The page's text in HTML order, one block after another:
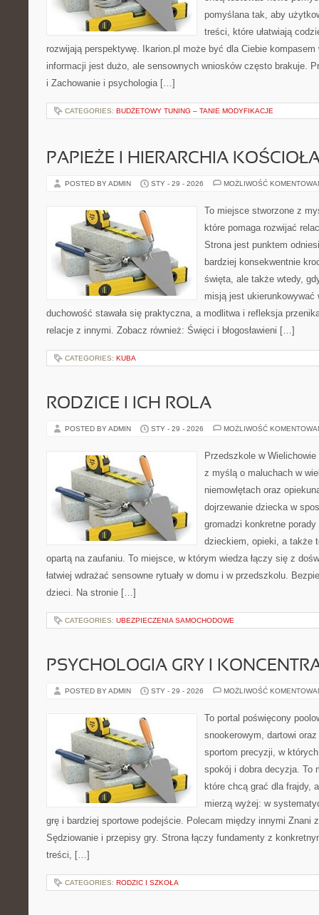
pomyślana tak, aby
treści, które ułatwiają
rozwijają perspektywę. Ikarion.pl może być dla Ciebie
informacji jest dużo, ale sensownych wniosków często brakuje.
i Zachowanie i psychologia […]
CATEGORIES: BUDŻETOWY TUNING – TANIE MODYFIKACJE
PAPIEŻE I HIERARCHIA
POSTED BY ADMIN STY - 29 - 2026 MOŻLIWOŚĆ
To miejsce stworzone z
które pomaga rozwijać
Strona jest punktem
bardziej konsekwentnie
święta, ale także wtedy,
misją jest ukierunkowywać
duchowość stawała się praktyczna, a modlitwa i refleksja
relacje z innymi. Zobacz również: Święci i błogosławieni […]
CATEGORIES: KUBA
RODZICE I ICH ROLA
POSTED BY ADMIN STY - 29 - 2026 MOŻLIWOŚĆ
Przedszkole w
z myślą o maluchach w
niemowlętach oraz
dojrzewanie dziecka w
gromadzi konkretne
dzieckiem, opieki, a także
opartą na zaufaniu. To miejsce, w którym wiedza łączy się z
łatwiej wdrażać sensowne rytuały w domu i w przedszkolu.
dzieci. Na stronie […]
CATEGORIES: UBEZPIECZENIA SAMOCHODOWE
PSYCHOLOGIA GRY I
POSTED BY ADMIN STY - 29 - 2026 MOŻLIWOŚĆ
To portal poświęcony
snookerowym, dartowi
sportom precyzji, w
spokój i dobra decyzja. To
które chcą grać dla frajdy,
mierzą wyżej: w
grę i bardziej sportowe podejście. Polecam między innymi Znani
Sędziowanie i przepisy gry. Strona łączy fundamenty z
treści, […]
CATEGORIES: RODZIC I SZKOŁA